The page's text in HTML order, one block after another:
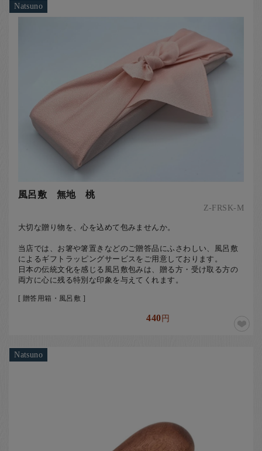
Natsuno
風呂敷 無地 桃
Z-FRSK-M
大切な贈り物を、心を込めて包みませんか。
当店では、お箸や箸置きなどのご贈答品にふさわしい、風呂敷
によるギフトラッピングサービスをご用意しております。
日本の伝統文化を感じる風呂敷包みは、贈る方・受け取る方の
両方に心に残る特別な印象を与えてくれます。
[ 贈答用箱・風呂敷 ]
440円
Natsuno